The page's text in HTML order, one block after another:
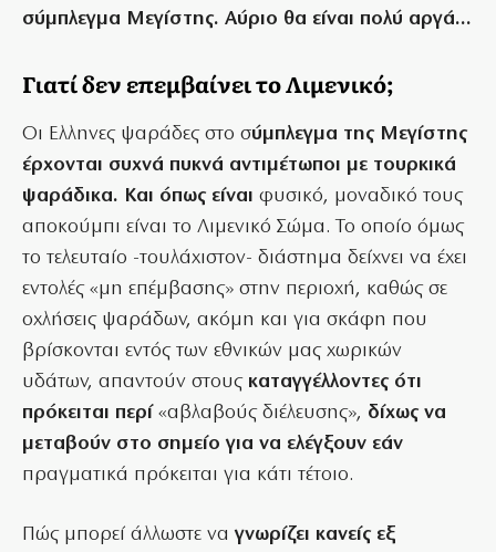
σύμπλεγμα Μεγίστης. Αύριο θα είναι πολύ αργά…
Γιατί δεν επεμβαίνει το Λιμενικό;
Οι Ελληνες ψαράδες στο σύμπλεγμα της Μεγίστης
έρχονται συχνά πυκνά αντιμέτωποι με τουρκικά
ψαράδικα. Και όπως είναι φυσικό, μοναδικό τους
αποκούμπι είναι το Λιμενικό Σώμα. Το οποίο όμως
το τελευταίο -τουλάχιστον- διάστημα δείχνει να έχει
εντολές «μη επέμβασης» στην περιοχή, καθώς σε
οχλήσεις ψαράδων, ακόμη και για σκάφη που
βρίσκονται εντός των εθνικών μας χωρικών
υδάτων, απαντούν στους καταγγέλλοντες ότι
πρόκειται περί«αβλαβούς διέλευσης», δίχως να
μεταβούν στο σημείο για να ελέγξουν εάν
πραγματικά πρόκειται για κάτι τέτοιο.
Πώς μπορεί άλλωστε ναγνωρίζει κανείς εξ